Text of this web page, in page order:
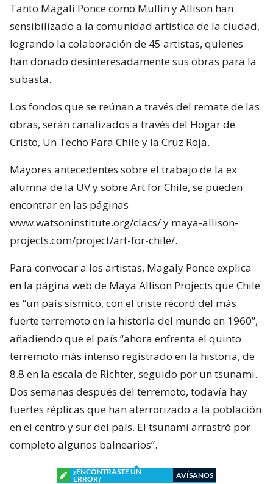
Tanto Magali Ponce como Mullin y Allison han
sensibilizado a la comunidad artística de la ciudad,
logrando la colaboración de 45 artistas, quienes
han donado desinteresadamente sus obras para la
subasta.
Los fondos que se reúnan a través del remate de las
obras, serán canalizados a través del Hogar de
Cristo, Un Techo Para Chile y la Cruz Roja.
Mayores antecedentes sobre el trabajo de la ex
alumna de la UV y sobre Art for Chile, se pueden
encontrar en las páginas
www.watsoninstitute.org/clacs/ y maya-allison-
projects.com/project/art-for-chile/.
Para convocar a los artistas, Magaly Ponce explica
en la página web de Maya Allison Projects que Chile
es “un país sísmico, con el triste récord del más
fuerte terremoto en la historia del mundo en 1960”,
añadiendo que el país “ahora enfrenta el quinto
terremoto más intenso registrado en la historia, de
8.8 en la escala de Richter, seguido por un tsunami.
Dos semanas después del terremoto, todavía hay
fuertes réplicas que han aterrorizado a la población
en el centro y sur del país. El tsunami arrastró por
completo algunos balnearios”.
¿ENCONTRASTE UN
ERROR?
AVÍSANOS